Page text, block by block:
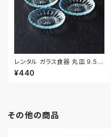
レンタル ガラス食器 丸皿 9.5c
m 3枚セット｜GLM120
¥440
その他の商品